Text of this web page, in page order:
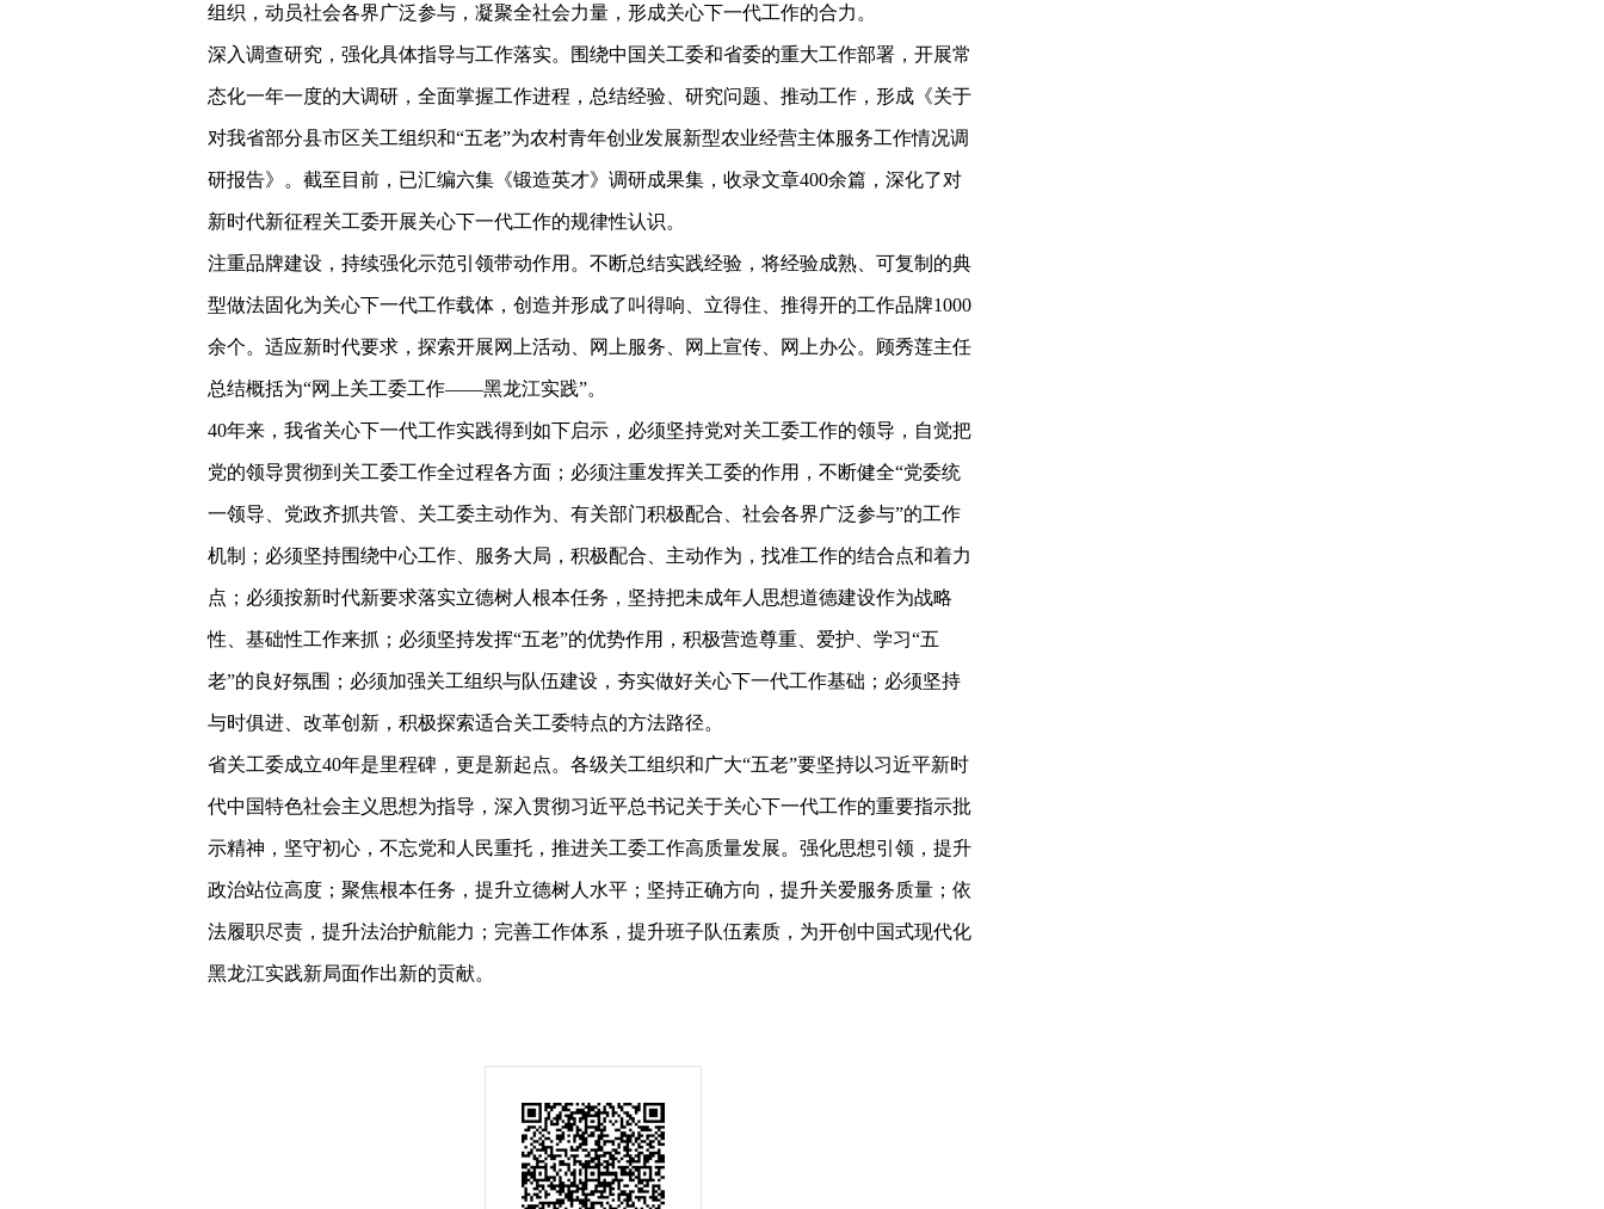
组织，动员社会各界广泛参与，凝聚全社会力量，形成关心下一代工作的合力。
深入调查研究，强化具体指导与工作落实。围绕中国关工委和省委的重大工作部署，开展常
态化一年一度的大调研，全面掌握工作进程，总结经验、研究问题、推动工作，形成《关于
对我省部分县市区关工组织和“五老”为农村青年创业发展新型农业经营主体服务工作情况调
研报告》。截至目前，已汇编六集《锻造英才》调研成果集，收录文章400余篇，深化了对
新时代新征程关工委开展关心下一代工作的规律性认识。
注重品牌建设，持续强化示范引领带动作用。不断总结实践经验，将经验成熟、可复制的典
型做法固化为关心下一代工作载体，创造并形成了叫得响、立得住、推得开的工作品牌1000
余个。适应新时代要求，探索开展网上活动、网上服务、网上宣传、网上办公。顾秀莲主任
总结概括为“网上关工委工作——黑龙江实践”。
40年来，我省关心下一代工作实践得到如下启示，必须坚持党对关工委工作的领导，自觉把
党的领导贯彻到关工委工作全过程各方面；必须注重发挥关工委的作用，不断健全“党委统
一领导、党政齐抓共管、关工委主动作为、有关部门积极配合、社会各界广泛参与”的工作
机制；必须坚持围绕中心工作、服务大局，积极配合、主动作为，找准工作的结合点和着力
点；必须按新时代新要求落实立德树人根本任务，坚持把未成年人思想道德建设作为战略
性、基础性工作来抓；必须坚持发挥“五老”的优势作用，积极营造尊重、爱护、学习“五
老”的良好氛围；必须加强关工组织与队伍建设，夯实做好关心下一代工作基础；必须坚持
与时俱进、改革创新，积极探索适合关工委特点的方法路径。
省关工委成立40年是里程碑，更是新起点。各级关工组织和广大“五老”要坚持以习近平新时
代中国特色社会主义思想为指导，深入贯彻习近平总书记关于关心下一代工作的重要指示批
示精神，坚守初心，不忘党和人民重托，推进关工委工作高质量发展。强化思想引领，提升
政治站位高度；聚焦根本任务，提升立德树人水平；坚持正确方向，提升关爱服务质量；依
法履职尽责，提升法治护航能力；完善工作体系，提升班子队伍素质，为开创中国式现代化
黑龙江实践新局面作出新的贡献。